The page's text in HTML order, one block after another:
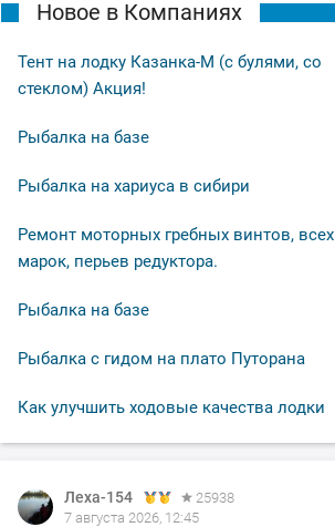
Новое в Компаниях
Тент на лодку Казанка-М (с булями, со
стеклом) Акция!
Рыбалка на базе
Рыбалка на хариуса в сибири
Ремонт моторных гребных винтов, всех
марок, перьев редуктора.
Рыбалка на базе
Рыбалка с гидом на плато Путорана
Как улучшить ходовые качества лодки
Леха-154
25938
7 августа 2026, 12:45
Леха-154
25938
7 августа 2026, 00:14